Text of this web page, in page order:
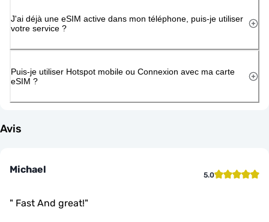
J'ai déjà une eSIM active dans mon téléphone, puis-je utiliser
votre service ?
Puis-je utiliser Hotspot mobile ou Connexion avec ma carte
eSIM ?
Avis
Michael 5.0
" Fast And great!"